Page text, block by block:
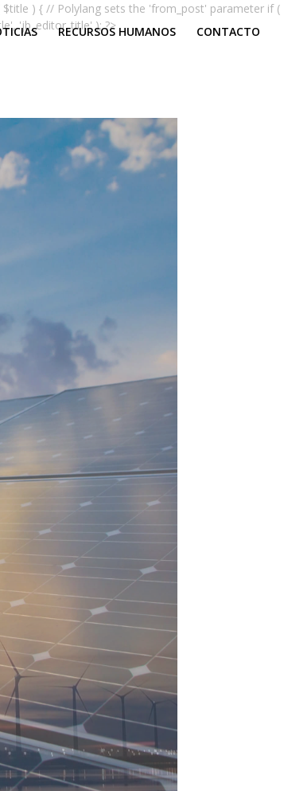
) { // Polylang sets the 'from_post' parameter if (
'jb_editor_title' ); ?>
RECURSOS HUMANOS CONTACTO